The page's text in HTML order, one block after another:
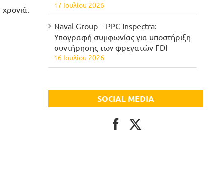
17 Ιουλίου 2026
Naval Group – PPC Inspectra:
Υπογραφή συμφωνίας για υποστήριξη
συντήρησης των φρεγατών FDI
16 Ιουλίου 2026
SOCIAL MEDIA